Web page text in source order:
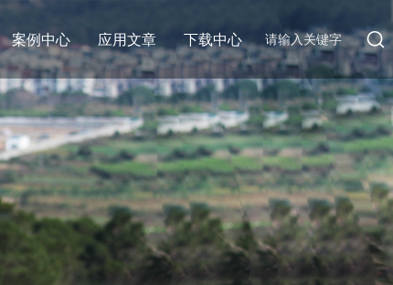
案例中心 应用文章 下载中心